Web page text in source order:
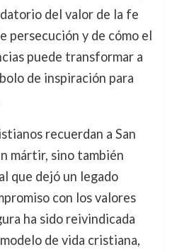
del valor de la fe
persecución y de cómo el
puede transformar a
de inspiración para
recuerdan a San
mártir, sino también
que dejó un legado
con los valores
ha sido reivindicada
de vida cristiana,